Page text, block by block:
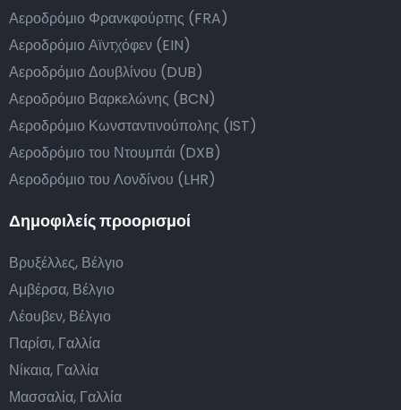
Αεροδρόμιο Φρανκφούρτης (FRA)
Αεροδρόμιο Αϊντχόφεν (EIN)
Αεροδρόμιο Δουβλίνου (DUB)
Αεροδρόμιο Βαρκελώνης (BCN)
Αεροδρόμιο Κωνσταντινούπολης (IST)
Αεροδρόμιο του Ντουμπάι (DXB)
Αεροδρόμιο του Λονδίνου (LHR)
Δημοφιλείς προορισμοί
Βρυξέλλες, Βέλγιο
Αμβέρσα, Βέλγιο
Λέουβεν, Βέλγιο
Παρίσι, Γαλλία
Νίκαια, Γαλλία
Μασσαλία, Γαλλία